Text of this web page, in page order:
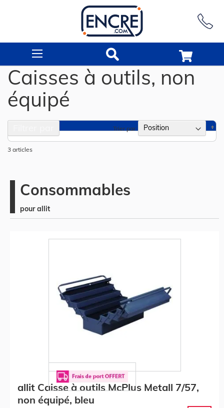
Caisses à outils, non
équipé
3 articles
Trier par
Consommables
pour allit
allit Caisse à outils McPlus Metall 7/57,
non équipé, bleu